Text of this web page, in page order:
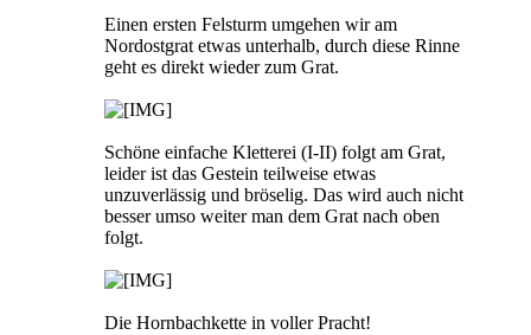
Einen ersten Felsturm umgehen wir am
Nordostgrat etwas unterhalb, durch diese Rinne
geht es direkt wieder zum Grat.
Schöne einfache Kletterei (I-II) folgt am Grat,
leider ist das Gestein teilweise etwas
unzuverlässig und bröselig. Das wird auch nicht
besser umso weiter man dem Grat nach oben
folgt.
Die Hornbachkette in voller Pracht!